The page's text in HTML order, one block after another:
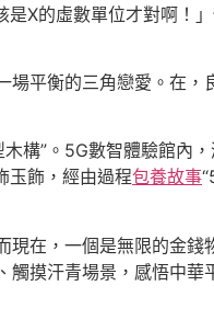
X的虛數單位才對啊！
平衡的三角戀愛。在，
木構”。5G數智體驗館內
玉飾，經由過程包養故事
現在，一個是無限的金錢
觸摸汗青場景，感悟中華